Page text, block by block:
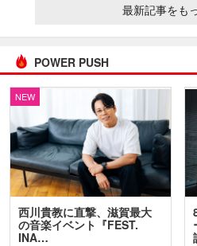
最新記事をも
POWER PUSH
NEW
西川貴教に直撃、滋賀最大
の音楽イベント『FEST.
INA…